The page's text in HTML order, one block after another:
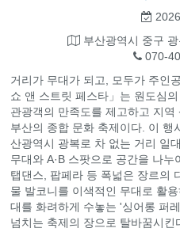
부산광역시 중구
070-
거리가 무대가 되고, 모두가 주인
쇼 앤 스트릿 페스타」는 원도심
관광객의 만족도를 제고하고 지
부산의 종합 문화 축제이다. 이 행
산광역시 광복로 차 없는 거리 일
무대와 A·B 스팟으로 공간을 나
탭댄스, 팝페라 등 폭넓은 장르의
물 발코니를 이색적인 무대로 활
대를 화려하게 수놓는 '싱어롱 퍼
넘치는 축제의 장으로 탈바꿈시